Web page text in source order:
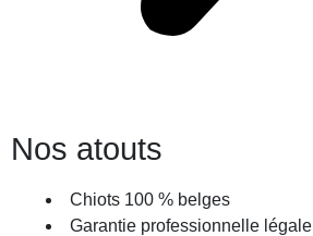
Nos atouts
Chiots 100 % belges
Garantie professionnelle légale